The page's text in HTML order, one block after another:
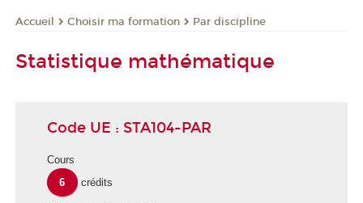
Accueil Choisir ma formation Par discipline
Statistique mathématique
Code UE : STA104-PAR
Cours
6
crédits